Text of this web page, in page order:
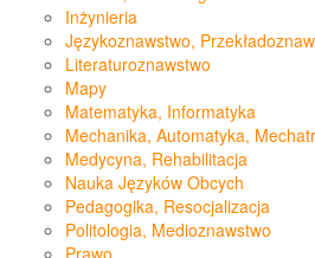
Inżynieria
Językoznawstwo,
Literaturoznawstwo
Mapy
Matematyka, Informatyka
Mechanika, Automatyka,
Medycyna, Rehabilitacja
Nauka Języków Obcych
Pedagogika, Resocjalizacja
Politologia, Medioznawstwo